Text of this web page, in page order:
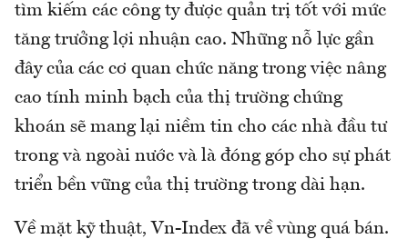
tìm kiếm các công ty được quản trị tốt với mức
tăng trưởng lợi nhuận cao. Những nỗ lực gần
đây của các cơ quan chức năng trong việc nâng
cao tính minh bạch của thị trường chứng
khoán sẽ mang lại niềm tin cho các nhà đầu tư
trong và ngoài nước và là đóng góp cho sự phát
triển bền vững của thị trường trong dài hạn.
Về mặt kỹ thuật, Vn-Index đã về vùng quá bán.